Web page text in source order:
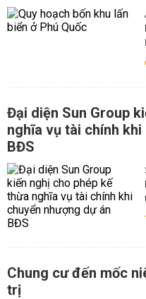
Đại diện Sun Group
nghĩa vụ tài chính
BĐS
Chung cư đến mốc
trị